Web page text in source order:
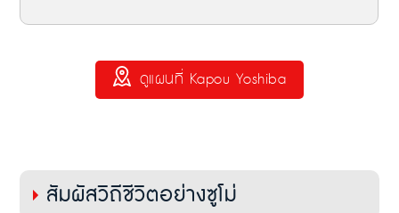
ดูแผนที่ Kapou Yoshiba
สัมผัสวิถีชีวิตอย่างซูโม่